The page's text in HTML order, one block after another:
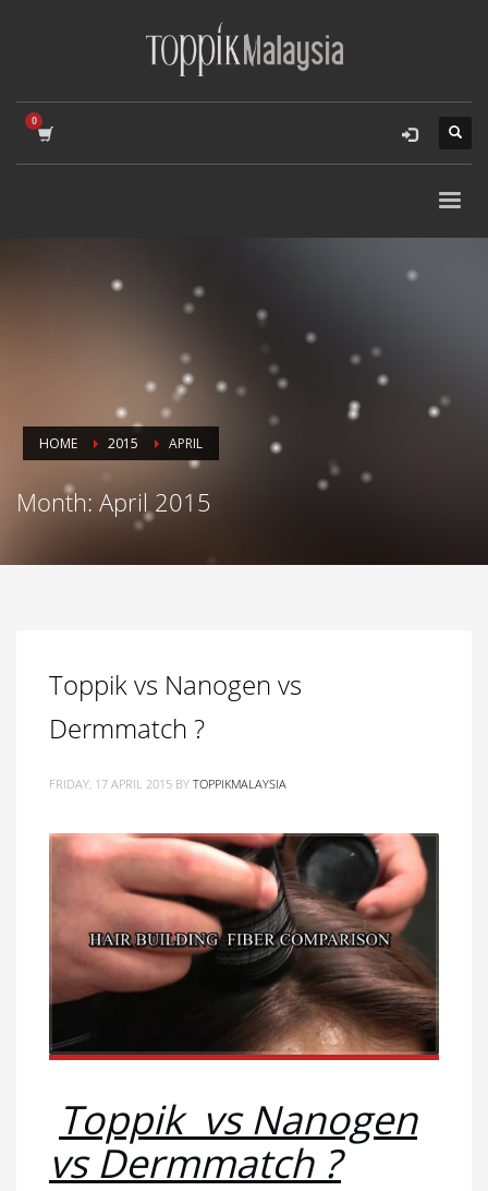
HOME 2015 APRIL
Month: April 2015
Toppik vs Nanogen vs
Dermmatch ?
FRIDAY, 17 APRIL 2015 BY TOPPIKMALAYSIA
Toppik vs Nanogen
vs Dermmatch ?